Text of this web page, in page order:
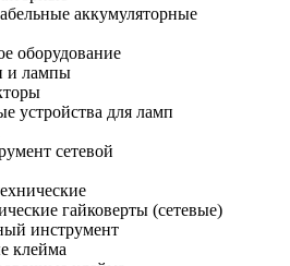
аккумуляторные
оборудование
и лампы
устройства для ламп
сетевой
гайковерты (сетевые)
инструмент
клейма